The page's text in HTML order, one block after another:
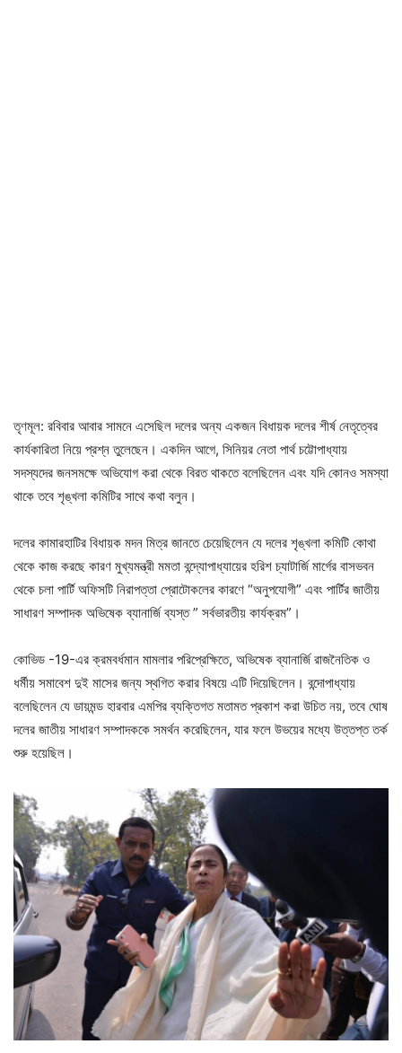
তৃণমূল: রবিবার আবার সামনে এসেছিল দলের অন্য একজন বিধায়ক দলের শীর্ষ নেতৃত্বের
কার্যকারিতা নিয়ে প্রশ্ন তুলেছেন। একদিন আগে, সিনিয়র নেতা পার্থ চট্টোপাধ্যায়
সদস্যদের জনসমক্ষে অভিযোগ করা থেকে বিরত থাকতে বলেছিলেন এবং যদি কোনও সমস্যা
থাকে তবে শৃঙ্খলা কমিটির সাথে কথা বলুন।
দলের কামারহাটির বিধায়ক মদন মিত্র জানতে চেয়েছিলেন যে দলের শৃঙ্খলা কমিটি কোথা
থেকে কাজ করছে কারণ মুখ্যমন্ত্রী মমতা বন্দ্যোপাধ্যায়ের হরিশ চ্যাটার্জি মার্গের বাসভবন
থেকে চলা পার্টি অফিসটি নিরাপত্তা প্রোটোকলের কারণে “অনুপযোগী” এবং পার্টির জাতীয়
সাধারণ সম্পাদক অভিষেক ব্যানার্জি ব্যস্ত ” সর্বভারতীয় কার্যক্রম”।
কোভিড -19-এর ক্রমবর্ধমান মামলার পরিপ্রেক্ষিতে, অভিষেক ব্যানার্জি রাজনৈতিক ও
ধর্মীয় সমাবেশ দুই মাসের জন্য স্থগিত করার বিষয়ে এটি দিয়েছিলেন। বন্দোপাধ্যায়
বলেছিলেন যে ডায়মন্ড হারবার এমপির ব্যক্তিগত মতামত প্রকাশ করা উচিত নয়, তবে ঘোষ
দলের জাতীয় সাধারণ সম্পাদককে সমর্থন করেছিলেন, যার ফলে উভয়ের মধ্যে উত্তপ্ত তর্ক
শুরু হয়েছিল।